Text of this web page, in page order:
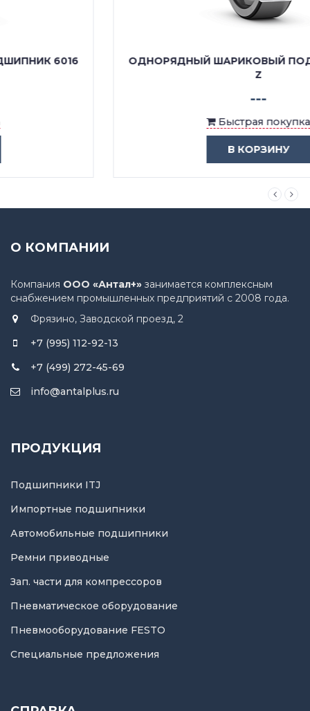
ОДНОРЯДНЫЙ ШАРИКОВЫЙ ПОДШИПНИК 6016
Быстрая покупка
О КОМПАНИИ
Компания ООО «Антал+» занимается комплексным
снабжением промышленных предприятий с 2008 года.
Фрязино, Заводской проезд, 2
+7 (995) 112-92-13
+7 (499) 272-45-69
info@antalplus.ru
ПРОДУКЦИЯ
Подшипники ITJ
Импортные подшипники
Автомобильные подшипники
Ремни приводные
Зап. части для компрессоров
Пневматическое оборудование
Пневмооборудование FESTO
Специальные предложения